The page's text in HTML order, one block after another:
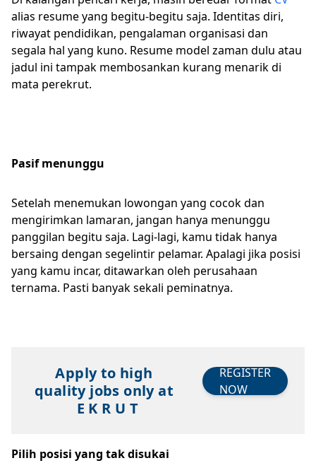
alias resume yang begitu-begitu saja. Identitas diri,
riwayat pendidikan, pengalaman organisasi dan
segala hal yang kuno. Resume model zaman dulu atau
jadul ini tampak membosankan kurang menarik di
mata perekrut.
Pasif menunggu
Setelah menemukan lowongan yang cocok dan
mengirimkan lamaran, jangan hanya menunggu
panggilan begitu saja. Lagi-lagi, kamu tidak hanya
bersaing dengan segelintir pelamar. Apalagi jika posisi
yang kamu incar, ditawarkan oleh perusahaan
ternama. Pasti banyak sekali peminatnya.
Apply to high
quality jobs only at
E K R U T
REGISTER
NOW
Pilih posisi yang tak disukai